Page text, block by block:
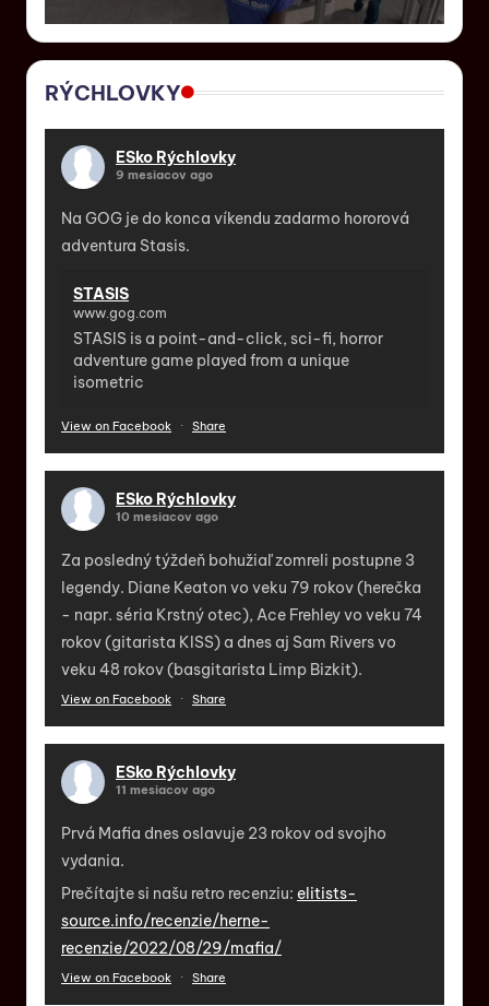
RÝCHLOVKY
ESko Rýchlovky
9 mesiacov ago
Na GOG je do konca víkendu zadarmo hororová
adventura Stasis.
STASIS
www.gog.com
STASIS is a point-and-click, sci-fi, horror
adventure game played from a unique
isometric
View on Facebook · Share
ESko Rýchlovky
10 mesiacov ago
Za posledný týždeň bohužiaľ zomreli postupne 3
legendy. Diane Keaton vo veku 79 rokov (herečka
- napr. séria Krstný otec), Ace Frehley vo veku 74
rokov (gitarista KISS) a dnes aj Sam Rivers vo
veku 48 rokov (basgitarista Limp Bizkit).
View on Facebook · Share
ESko Rýchlovky
11 mesiacov ago
Prvá Mafia dnes oslavuje 23 rokov od svojho
vydania.
Prečítajte si našu retro recenziu: elitists-
source.info/recenzie/herne-
recenzie/2022/08/29/mafia/
View on Facebook · Share